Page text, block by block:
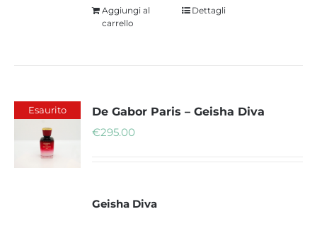
Aggiungi al
carrello
Dettagli
Esaurito
De Gabor Paris – Geisha Diva
€295.00
Geisha Diva